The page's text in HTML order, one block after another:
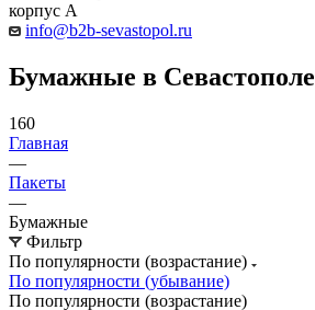
корпус А
info@b2b-sevastopol.ru
Бумажные в Севастополе
160
Главная
—
Пакеты
—
Бумажные
Фильтр
По популярности (возрастание)
По популярности (убывание)
По популярности (возрастание)